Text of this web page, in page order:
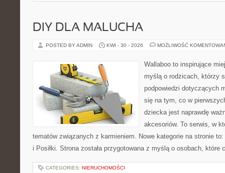
DIY DLA MALUCHA
POSTED BY ADMIN KWI - 30 - 2026 MOŻLIWOŚĆ
Wallaboo to inspirujące
myślą o rodzicach, którzy
podpowiedzi dotyczących
się na tym, co w
dziecka jest naprawdę
akcesoriów. To serwis, w
tematów związanych z karmieniem. Nowe kategorie na stronie
i Posiłki. Strona została przygotowana z myślą o osobach,
CATEGORIES: NIERUCHOMOŚCI